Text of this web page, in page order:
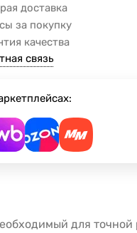
доставка
за покупку
качества
связь
для точной